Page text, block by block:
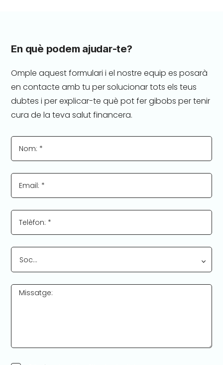
En què podem ajudar-te?
Omple aquest formulari i el nostre equip es posarà
en contacte amb tu per solucionar tots els teus
dubtes i per explicar-te què pot fer gibobs per tenir
cura de la teva salut financera.
Nom: *
Email: *
Telèfon: *
Soc…
Missatge: